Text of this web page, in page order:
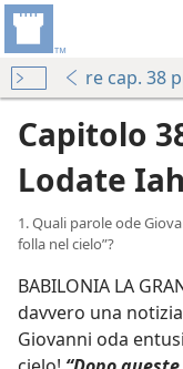
re cap. 38
Capitolo
Lodate
1. Quali parole ode
folla nel cielo”?
BABILONIA LA
davvero una
Giovanni oda